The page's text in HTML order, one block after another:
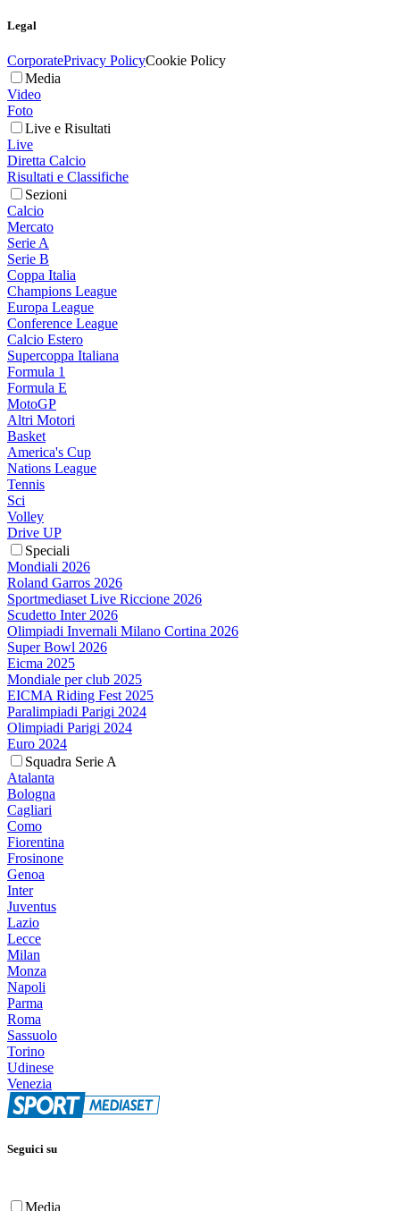
Legal
CorporatePrivacy PolicyCookie Policy
Media
Video
Foto
Live e Risultati
Live
Diretta Calcio
Risultati e Classifiche
Sezioni
Calcio
Mercato
Serie A
Serie B
Coppa Italia
Champions League
Europa League
Conference League
Calcio Estero
Supercoppa Italiana
Formula 1
Formula E
MotoGP
Altri Motori
Basket
America's Cup
Nations League
Tennis
Sci
Volley
Drive UP
Speciali
Mondiali 2026
Roland Garros 2026
Sportmediaset Live Riccione 2026
Scudetto Inter 2026
Olimpiadi Invernali Milano Cortina 2026
Super Bowl 2026
Eicma 2025
Mondiale per club 2025
EICMA Riding Fest 2025
Paralimpiadi Parigi 2024
Olimpiadi Parigi 2024
Euro 2024
Squadra Serie A
Atalanta
Bologna
Cagliari
Como
Fiorentina
Frosinone
Genoa
Inter
Juventus
Lazio
Lecce
Milan
Monza
Napoli
Parma
Roma
Sassuolo
Torino
Udinese
Venezia
Seguici su
Media